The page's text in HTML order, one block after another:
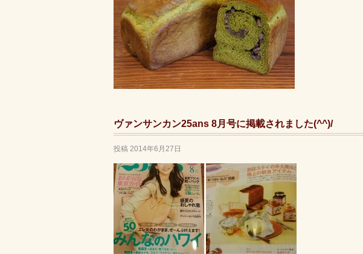
ヴァンサンカン25ans 8月号に掲載されました(^^)/
投稿 2014年6月27日